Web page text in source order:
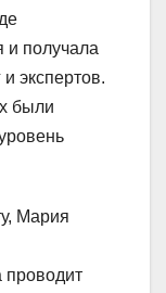
и получала
экспертов.
были
Мария
проводит